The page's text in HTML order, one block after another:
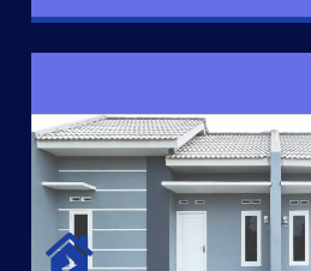
SURYA MADANI DUA
Satu-satunya Hunian nyaman dengan
jutaan dengan lokasi strategis di Tuban